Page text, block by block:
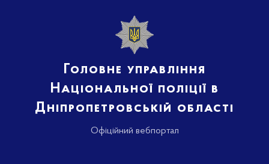
Головне управління
Національної поліції в
Дніпропетровській області
Офіційний вебпортал